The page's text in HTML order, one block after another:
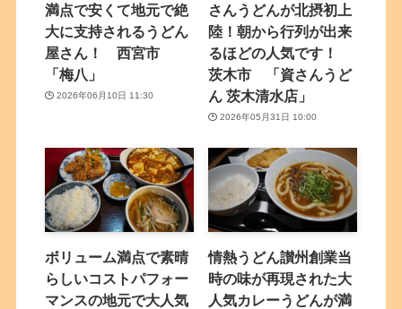
満点で安くて地元で絶
大に支持されるうどん
屋さん！ 西宮市
「梅八」
2026年06月10日 11:30
さんうどんが北摂初上
陸！朝から行列が出来
るほどの人気です！
茨木市 「資さんうど
ん 茨木清水店」
2026年05月31日 10:00
ボリューム満点で素晴
らしいコストパフォー
マンスの地元で大人気
情熱うどん讃州創業当
時の味が再現された大
人気カレーうどんが満